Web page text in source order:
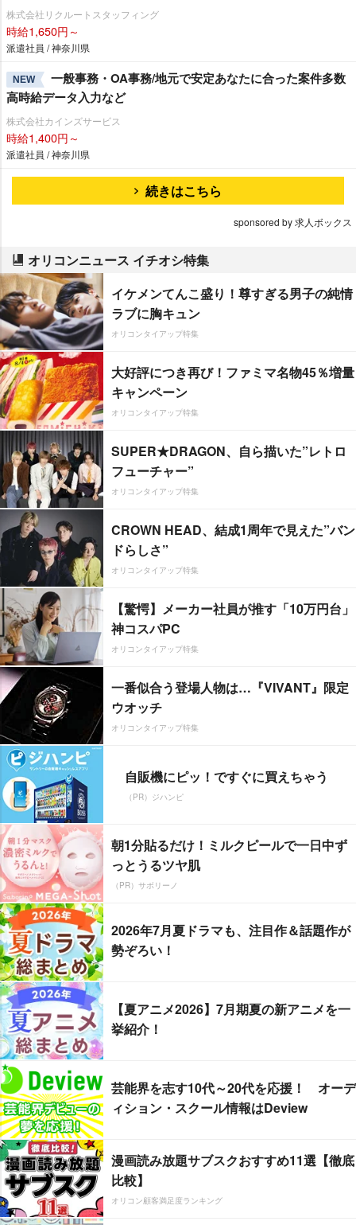
株式会社リクルートスタッフィング
時給1,650円～
派遣社員 / 神奈川県
NEW
一般事務・OA事務/地元で安定あなたに合った案件多数
高時給データ入力など
株式会社カインズサービス
時給1,400円～
派遣社員 / 神奈川県
続きはこちら
sponsored by 求人ボックス
オリコンニュース イチオシ特集
イケメンてんこ盛り！尊すぎる男子の純情
ラブに胸キュン
オリコンタイアップ特集
大好評につき再び！ファミマ名物45％増量
キャンペーン
オリコンタイアップ特集
SUPER★DRAGON、自ら描いた”レトロ
フューチャー”
オリコンタイアップ特集
CROWN HEAD、結成1周年で見えた”バン
ドらしさ”
オリコンタイアップ特集
【驚愕】メーカー社員が推す「10万円台」
神コスパPC
オリコンタイアップ特集
一番似合う登場人物は…『VIVANT』限定
ウオッチ
オリコンタイアップ特集
自販機にピッ！ですぐに買えちゃう
（PR）ジハンピ
朝1分貼るだけ！ミルクピールで一日中ず
っとうるツヤ肌
（PR）サボリーノ
2026年7月夏ドラマも、注目作＆話題作が
勢ぞろい！
【夏アニメ2026】7月期夏の新アニメを一
挙紹介！
芸能界を志す10代～20代を応援！ オーデ
ィション・スクール情報はDeview
漫画読み放題サブスクおすすめ11選【徹底
比較】
オリコン顧客満足度ランキング